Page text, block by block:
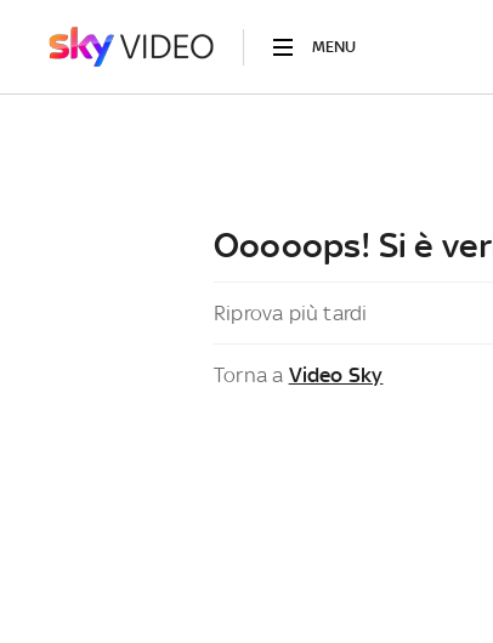
MENU
Ooooops! Si è
Riprova più tardi
Torna a Video Sky